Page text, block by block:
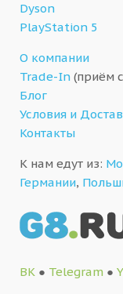
Dyson
PlayStation 5
О компании
Trade-In (приём
Блог
Условия и
Контакты
К нам едут из:
Германии,
ВК ● Telegram ●